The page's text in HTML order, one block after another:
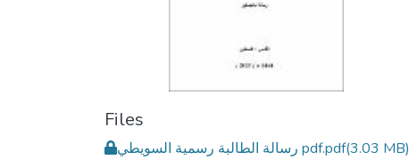
Files
رسالة الطالبة رسمية السويطي pdf.pdf(3.03 MB)